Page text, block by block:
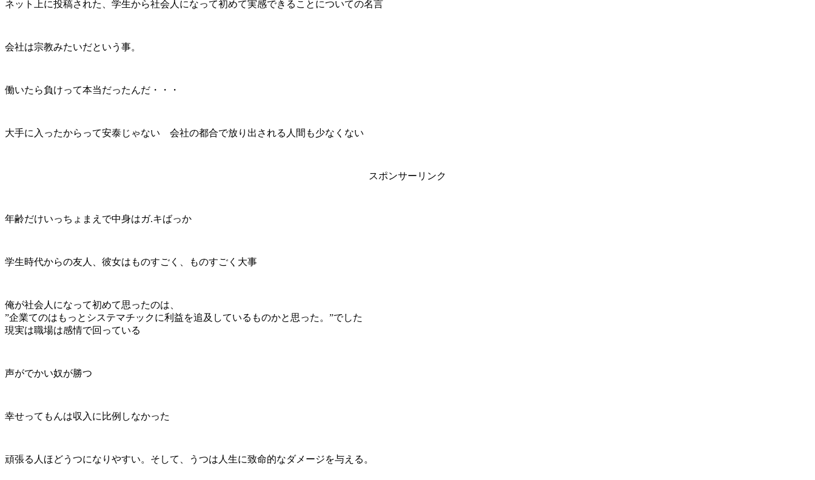
ネット上に投稿された、学生から社会人になって初めて実感できることについての名言
会社は宗教みたいだという事。
働いたら負けって本当だったんだ・・・
大手に入ったからって安泰じゃない 会社の都合で放り出される人間も少なくない
スポンサーリンク
年齢だけいっちょまえで中身はガ.キばっか
学生時代からの友人、彼女はものすごく、ものすごく大事
俺が社会人になって初めて思ったのは、
”企業てのはもっとシステマチックに利益を追及しているものかと思った。”でした
現実は職場は感情で回っている
声がでかい奴が勝つ
幸せってもんは収入に比例しなかった
頑張る人ほどうつになりやすい。そして、うつは人生に致命的なダメージを与える。